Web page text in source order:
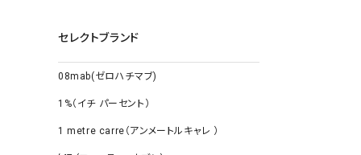
セレクトブランド
08mab(ゼロハチマブ)
1%（イチ パーセント）
1 metre carre（アンメートルキャレ ）